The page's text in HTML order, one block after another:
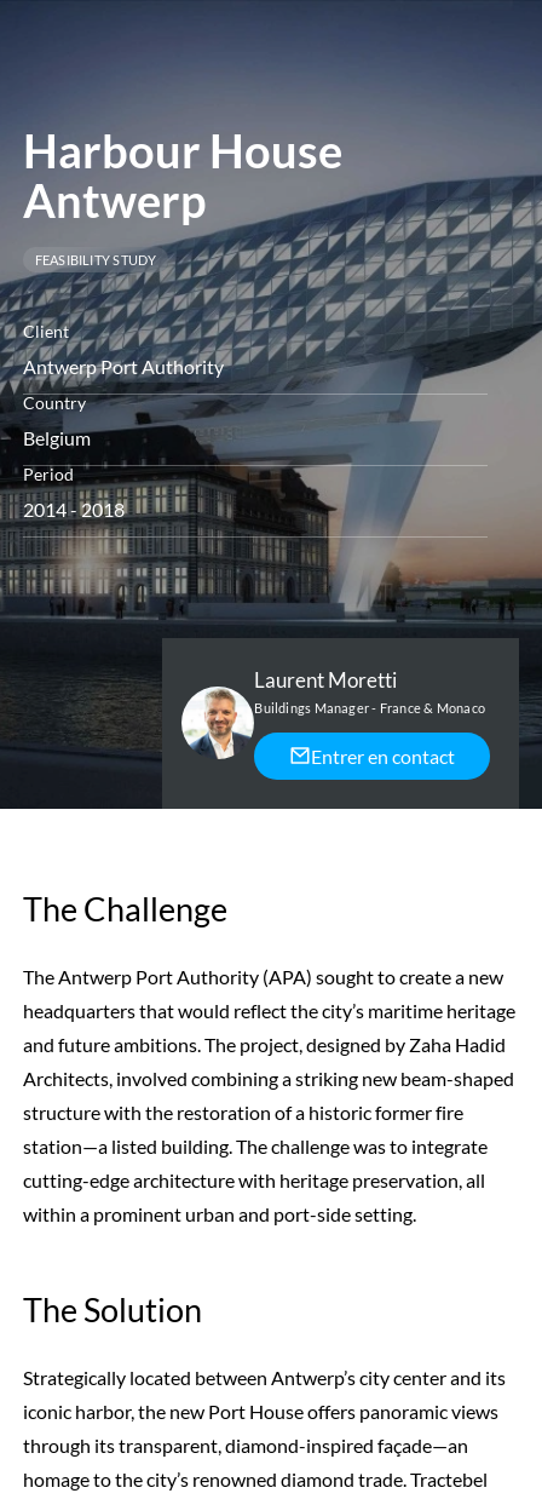
Harbour House
Antwerp
FEASIBILITY STUDY
Client
Antwerp Port Authority
Country
Belgium
Period
2014 - 2018
Laurent Moretti
Buildings Manager - France & Monaco
Entrer en contact
The Challenge
The Antwerp Port Authority (APA) sought to create a new
headquarters that would reflect the city’s maritime heritage
and future ambitions. The project, designed by Zaha Hadid
Architects, involved combining a striking new beam-shaped
structure with the restoration of a historic former fire
station—a listed building. The challenge was to integrate
cutting-edge architecture with heritage preservation, all
within a prominent urban and port-side setting.
The Solution
Strategically located between Antwerp’s city center and its
iconic harbor, the new Port House offers panoramic views
through its transparent, diamond-inspired façade—an
homage to the city’s renowned diamond trade. Tractebel